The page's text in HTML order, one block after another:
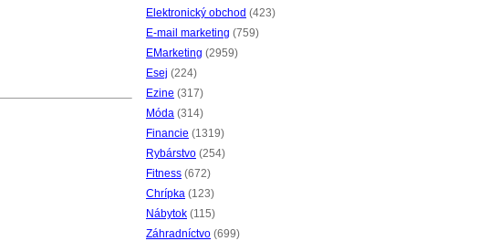
Elektronický obchod (423)
E-mail marketing (759)
EMarketing (2959)
Esej (224)
Ezine (317)
Móda (314)
Financie (1319)
Rybárstvo (254)
Fitness (672)
Chrípka (123)
Nábytok (115)
Záhradníctvo (699)